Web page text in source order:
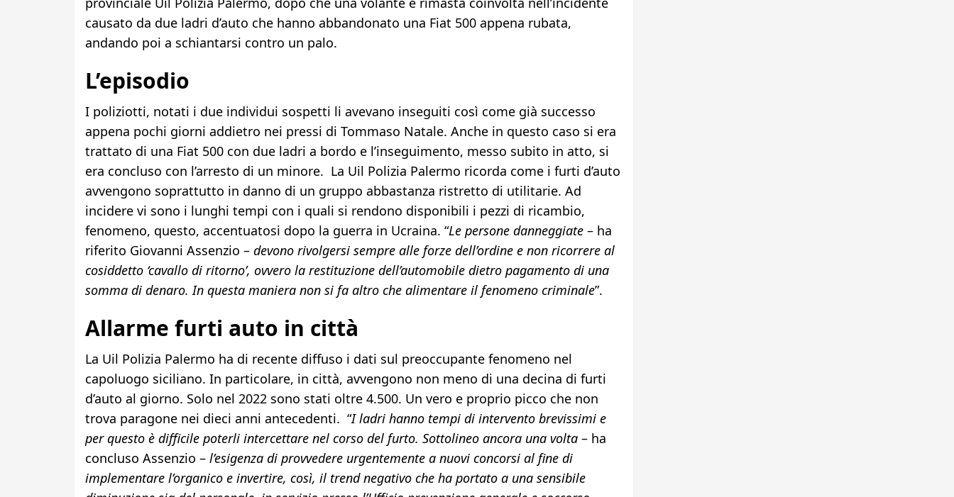
causato da due ladri d’auto che hanno abbandonato una Fiat 500 appena rubata,
andando poi a schiantarsi contro un palo.
L’episodio
I poliziotti, notati i due individui sospetti li avevano inseguiti così come già successo
appena pochi giorni addietro nei pressi di Tommaso Natale. Anche in questo caso si era
trattato di una Fiat 500 con due ladri a bordo e l’inseguimento, messo subito in atto, si
era concluso con l’arresto di un minore. La Uil Polizia Palermo ricorda come i furti d’auto
avvengono soprattutto in danno di un gruppo abbastanza ristretto di utilitarie. Ad
incidere vi sono i lunghi tempi con i quali si rendono disponibili i pezzi di ricambio,
fenomeno, questo, accentuatosi dopo la guerra in Ucraina. “Le persone danneggiate– ha
riferito Giovanni Assenzio – devono rivolgersi sempre alle forze dell’ordine e non ricorrere al
cosiddetto ‘cavallo di ritorno’, ovvero la restituzione dell’automobile dietro pagamento di una
somma di denaro. In questa maniera non si fa altro che alimentare il fenomeno criminale”.
Allarme furti auto in città
La Uil Polizia Palermo ha di recente diffuso i dati sul preoccupante fenomeno nel
capoluogo siciliano. In particolare, in città, avvengono non meno di una decina di furti
d’auto al giorno. Solo nel 2022 sono stati oltre 4.500. Un vero e proprio picco che non
trova paragone nei dieci anni antecedenti. “I ladri hanno tempi di intervento brevissimi e
per questo è difficile poterli intercettare nel corso del furto. Sottolineo ancora una volta– ha
concluso Assenzio – l’esigenza di provvedere urgentemente a nuovi concorsi al fine di
implementare l’organico e invertire, così, il trend negativo che ha portato a una sensibile